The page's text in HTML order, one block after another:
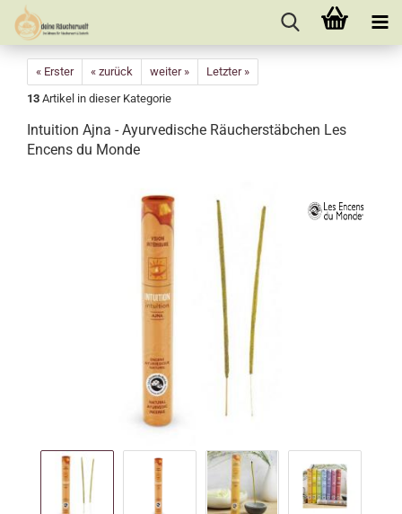
« Erster « zurück weiter »
Letzter »
13 Artikel in dieser Kategorie
Intuition Ajna - Ayurvedische Räucherstäbchen Les
Encens du Monde